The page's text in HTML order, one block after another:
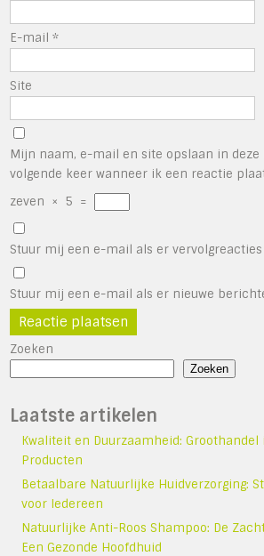
E-mail*
Site
Mijn naam, e-mail en site opslaan in deze
volgende keer wanneer ik een reactie
zeven × 5 =
Stuur mij een e-mail als er
Stuur mij een e-mail als er nieuwe
Zoeken
Zoeken
Laatste artikelen
Kwaliteit en Duurzaamheid:
Producten
Betaalbare Natuurlijke Huidverzorging:
voor Iedereen
Natuurlijke Anti-Roos Shampoo: De
Een Gezonde Hoofdhuid